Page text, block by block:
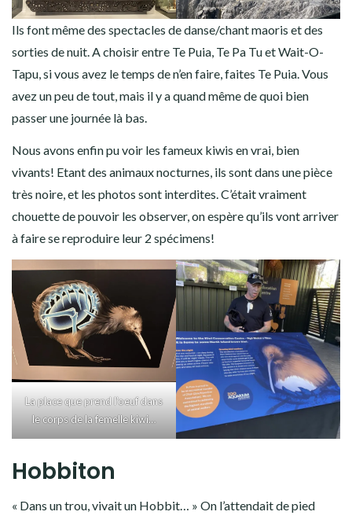
Ils font même des spectacles de danse/chant maoris et des
sorties de nuit. A choisir entre Te Puia, Te Pa Tu et Wait-O-
Tapu, si vous avez le temps de n’en faire, faites Te Puia. Vous
avez un peu de tout, mais il y a quand même de quoi bien
passer une journée là bas.
Nous avons enfin pu voir les fameux kiwis en vrai, bien
vivants! Etant des animaux nocturnes, ils sont dans une pièce
très noire, et les photos sont interdites. C’était vraiment
chouette de pouvoir les observer, on espère qu’ils vont arriver
à faire se reproduire leur 2 spécimens!
La place que prend l’oeuf dans
le corps de la femelle kiwi…
Hobbiton
« Dans un trou, vivait un Hobbit… » On l’attendait de pied